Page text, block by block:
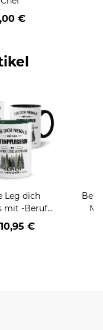
€
Leg dich
mit -Beruf-
an
10,95 €